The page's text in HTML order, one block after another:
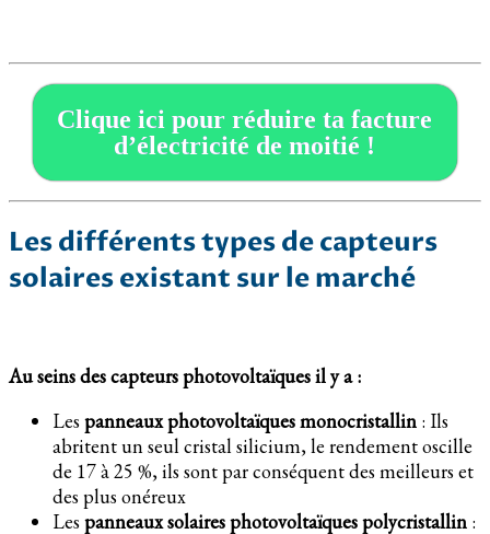
Clique ici pour réduire ta facture
d’électricité de moitié !
Les différents types de capteurs
solaires existant sur le marché
Au seins des capteurs photovoltaïques il y a :
Les panneaux photovoltaïques monocristallin : Ils
abritent un seul cristal silicium, le rendement oscille
de 17 à 25 %, ils sont par conséquent des meilleurs et
des plus onéreux
Les panneaux solaires photovoltaïques polycristallin :